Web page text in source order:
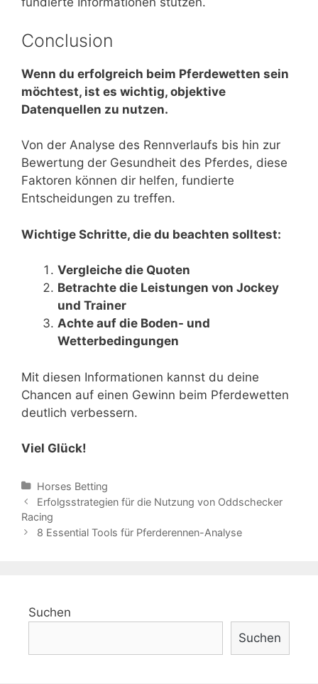
Conclusion
Wenn du erfolgreich beim Pferdewetten sein
möchtest, ist es wichtig, objektive
Datenquellen zu nutzen.
Von der Analyse des Rennverlaufs bis hin zur
Bewertung der Gesundheit des Pferdes, diese
Faktoren können dir helfen, fundierte
Entscheidungen zu treffen.
Wichtige Schritte, die du beachten solltest:
Vergleiche die Quoten
Betrachte die Leistungen von Jockey
und Trainer
Achte auf die Boden- und
Wetterbedingungen
Mit diesen Informationen kannst du deine
Chancen auf einen Gewinn beim Pferdewetten
deutlich verbessern.
Viel Glück!
Categories
Horses Betting
Post
navigation
Erfolgsstrategien für die Nutzung von Oddschecker
Racing
8 Essential Tools für Pferderennen-Analyse
Suchen
Suchen